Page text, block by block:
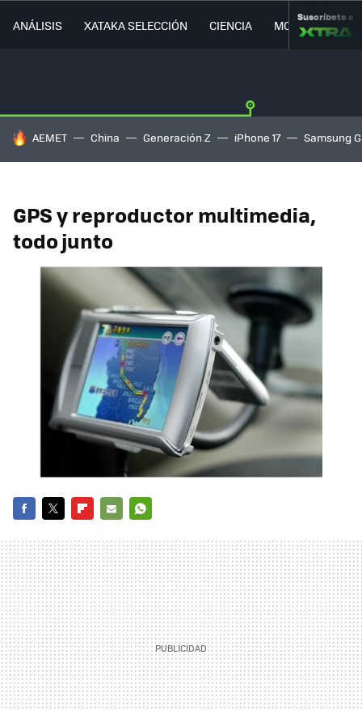
ANÁLISIS XATAKA SELECCIÓN CIENCIA MOVILIDAD
Suscríbete a
HOY SE HABLA DE
AEMET China Generación Z iPhone 17 Samsung
GPS y reproductor multimedia,
todo junto
MAIL